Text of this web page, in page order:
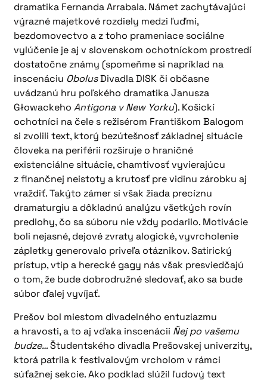
dramatika Fernanda Arrabala. Námet zachytávajúci
výrazné majetkové rozdiely medzi ľuďmi,
bezdomovectvo a z toho prameniace sociálne
vylúčenie je aj v slovenskom ochotníckom prostredí
dostatočne známy (spomeňme si napríklad na
inscenáciu ObolusDivadla DISK či občasne
uvádzanú hru poľského dramatika Janusza
GłowackehoAntigona v New Yorku). Košickí
ochotníci na čele s režisérom Františkom Balogom
si zvolili text, ktorý bezútešnosť základnej situácie
človeka na periférii rozširuje o hraničné
existenciálne situácie, chamtivosť vyvierajúcu
z finančnej neistoty a krutosť pre vidinu zárobku aj
vraždiť. Takýto zámer si však žiada precíznu
dramaturgiu a dôkladnú analýzu všetkých rovín
predlohy, čo sa súboru nie vždy podarilo. Motivácie
boli nejasné, dejové zvraty alogické, vyvrcholenie
zápletky generovalo priveľa otáznikov. Satirický
prístup, vtip a herecké gagy nás však presviedčajú
o tom, že bude dobrodružné sledovať, ako sa bude
súbor ďalej vyvíjať.
Prešov bol miestom divadelného entuziazmu
a hravosti, a to aj vďaka inscenácii Ňej po vašemu
budze…Študentského divadla Prešovskej univerzity,
ktorá patrila k festivalovým vrcholom v rámci
súťažnej sekcie. Ako podklad slúžil ľudový text